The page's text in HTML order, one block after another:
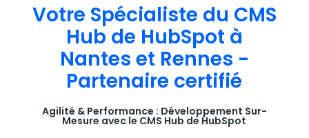
Votre Spécialiste du CMS
Hub de HubSpot à
Nantes et Rennes -
Partenaire certifié
Agilité & Performance : Développement Sur-
Mesure avec le CMS Hub de HubSpot